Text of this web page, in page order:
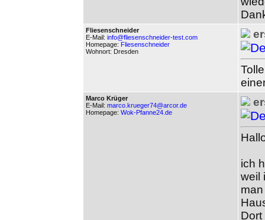
Fliesenschneider
E-Mail: info@fliesenschneider-test.com
Homepage: Fliesenschneider
Wohnort: Dresden
Marco Krüger
E-Mail: marco.krueger74@arcor.de
Homepage: Wok-Pfanne24.de
ich
weil
Dort